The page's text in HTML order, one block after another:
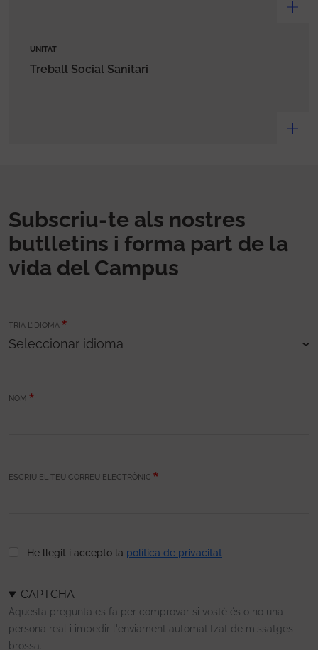
UNITAT
Treball Social Sanitari
Subscriu-te als nostres
butlletins i forma part de la
vida del Campus
TRIA L’IDIOMA
NOM
ESCRIU EL TEU CORREU ELECTRÒNIC
He llegit i accepto la política de privacitat
CAPTCHA
Aquesta pregunta es fa per comprovar si vostè és o no una
persona real i impedir l'enviament automatitzat de missatges
brossa.